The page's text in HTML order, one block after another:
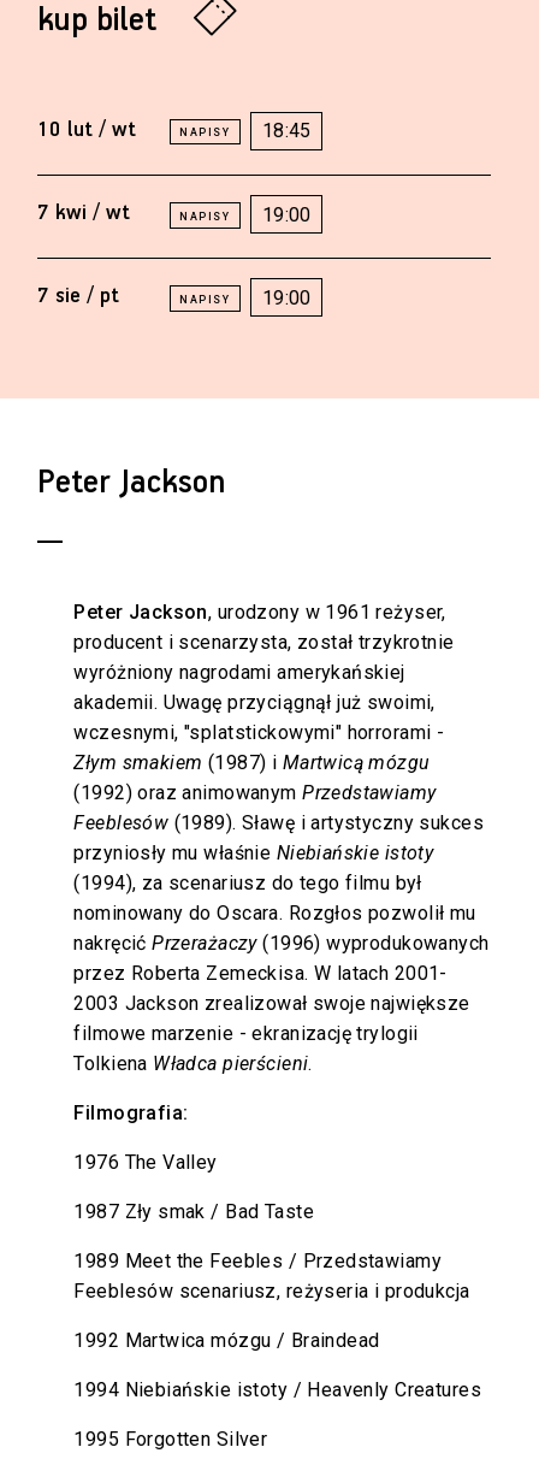
kup bilet
10 lut / wt 18:45
7 kwi / wt 19:00
7 sie / pt 19:00
Peter Jackson
Peter Jackson, urodzony w 1961 reżyser,
producent i scenarzysta, został trzykrotnie
wyróżniony nagrodami amerykańskiej
akademii. Uwagę przyciągnął już swoimi,
wczesnymi, "splatstickowymi" horrorami -
Złym smakiem (1987) i Martwicą mózgu
(1992) oraz animowanymPrzedstawiamy
Feeblesów (1989). Sławę i artystyczny sukces
przyniosły mu właśnie Niebiańskie istoty
(1994), za scenariusz do tego filmu był
nominowany do Oscara. Rozgłos pozwolił mu
nakręcićPrzerażaczy(1996) wyprodukowanych
przez Roberta Zemeckisa. W latach 2001-
2003 Jackson zrealizował swoje największe
filmowe marzenie - ekranizację trylogii
Tolkiena Władca pierścieni.
Filmografia:
1976 The Valley
1987 Zły smak / Bad Taste
1989 Meet the Feebles / Przedstawiamy
Feeblesów scenariusz, reżyseria i produkcja
1992 Martwica mózgu / Braindead
1994 Niebiańskie istoty / Heavenly Creatures
1995 Forgotten Silver